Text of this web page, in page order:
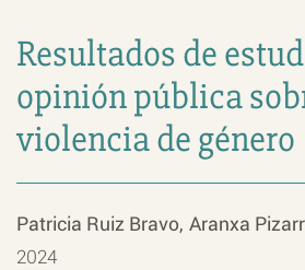
Resultados de
opinión pública
violencia de género
Patricia Ruiz Bravo Aranxa
2024